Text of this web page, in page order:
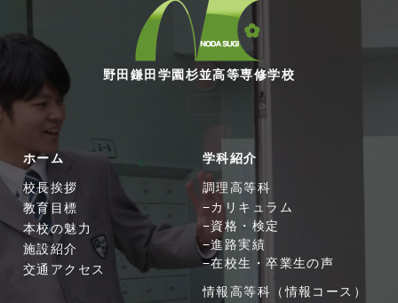
野田鎌田学園杉並高等専修学校
ホーム
校長挨拶
教育目標
本校の魅力
施設紹介
交通アクセス
学科紹介
調理高等科
カリキュラム
資格・検定
進路実績
在校生・卒業生の声
情報高等科（情報コース）